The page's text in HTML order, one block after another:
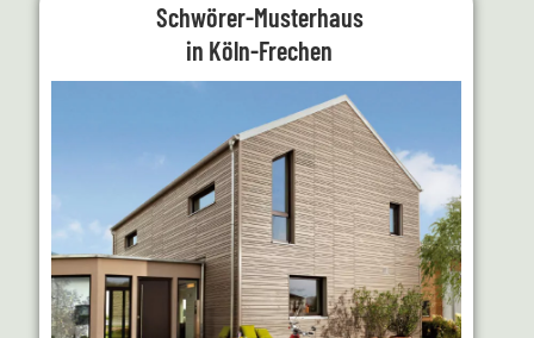
Schwörer-Musterhaus
in Köln-Frechen